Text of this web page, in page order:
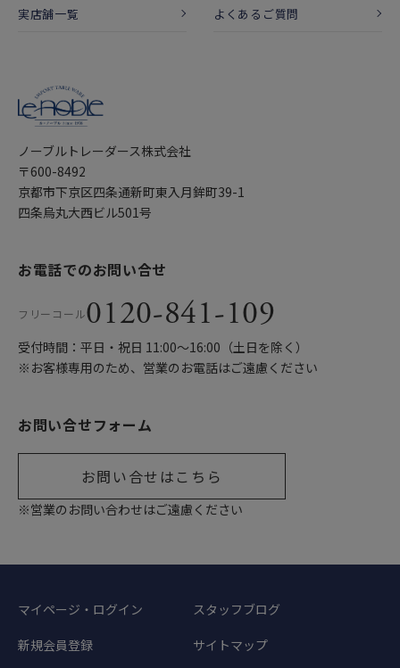
実店舗一覧 よくあるご質問
ノーブルトレーダース株式会社
〒600-8492
京都市下京区四条通新町東入月鉾町39-1
四条烏丸大西ビル501号
お電話でのお問い合せ
フリーコール0120-841-109
受付時間：平日・祝日 11:00〜16:00（土日を除く）
※お客様専用のため、営業のお電話はご遠慮ください
お問い合せフォーム
お問い合せはこちら
※営業のお問い合わせはご遠慮ください
マイページ・ログイン
新規会員登録
スタッフブログ
サイトマップ